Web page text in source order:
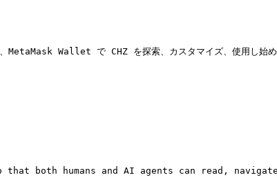
Wallet で CHZ を探索、カスタマイズ、使用し始め
both humans and AI agents can read,